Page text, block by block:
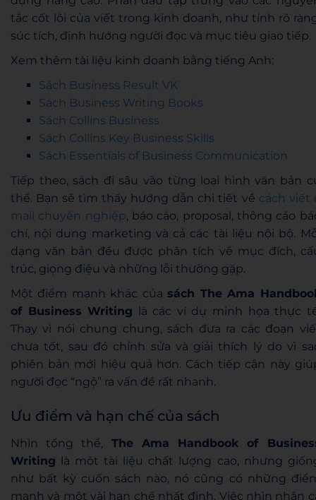
tắc cốt lõi của viết trong kinh doanh, như tính rõ
súc tích, định hướng người đọc và mục tiêu giao tiếp.
Xem thêm tài liệu kinh doanh bằng tiếng Anh:
Sách Business Result VK
Sách Business Writing Books
Sách Collins Business
Sách Collins Key Business Skills
Sách Essentials of Business Communication
Tiếp theo, sách đi sâu vào từng loại hình văn bản
thể. Bạn sẽ tìm thấy hướng dẫn chi tiết về cách viết
mail chuyên nghiệp, báo cáo, proposal, thông cáo
chí, nội dung marketing và cả các tài liệu nội bộ.
dạng văn bản đều được phân tích về mục đích,
trúc, giọng điệu và những lỗi thường gặp.
Một điểm mạnh khác của sách The Ama
of Business Writing là các ví dụ minh họa thực
Thay vì nói chung chung, sách đưa ra các đoạn
chưa tốt, sau đó chỉnh sửa và giải thích lý do vì
phiên bản mới hiệu quả hơn. Cách tiếp cận này
người đọc “ngộ” ra vấn đề rất nhanh.
Ưu điểm và hạn chế của sách
Nhìn tổng thể, The Ama Handbook of
Writing là một tài liệu chất lượng cao, nhưng
như bất kỳ cuốn sách nào, nó cũng có những
mạnh và một vài hạn chế nhất định. Việc nhìn nhận